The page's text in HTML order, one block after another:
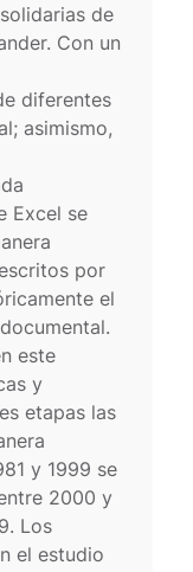
de
Con un
diferentes
asimismo,
Excel se
por
el
este
y
etapas las
y 1999 se
2000 y
Los
el estudio